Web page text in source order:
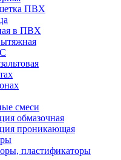
ПВХ
в ПВХ
смеси
обмазочная
проникающая
пластификаторы